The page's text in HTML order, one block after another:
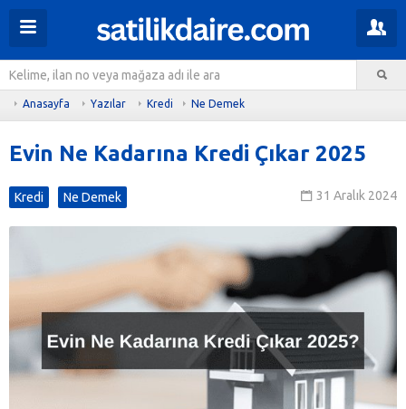
Anasayfa Yazılar Kredi Ne Demek
Evin Ne Kadarına Kredi Çıkar 2025
31 Aralık 2024
Kredi Ne Demek